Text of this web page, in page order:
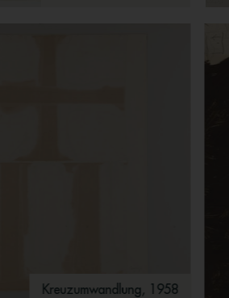
Kreuzumwandlung, 1958